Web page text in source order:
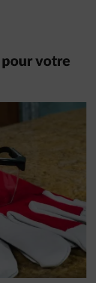
pour votre